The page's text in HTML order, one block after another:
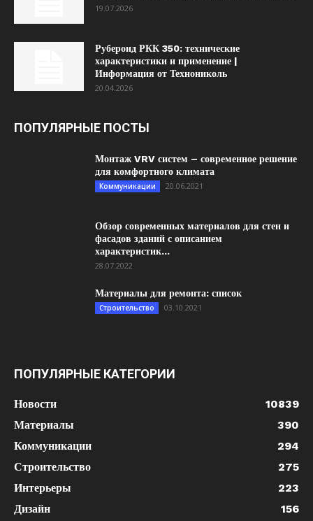
19.07.2026
Рубероид РКК 350: технические
характеристики и применение |
Информация от Технониколь
20.04.2026
ПОПУЛЯРНЫЕ ПОСТЫ
Монтаж VRV систем – современное решение
для комфортного климата
Коммуникации 20.06.2021
Обзор современных материалов для стен и
фасадов зданий с описанием
характеристик...
28.07.2022
Материалы для ремонта: список
Строительство 03.10.2021
ПОПУЛЯРНЫЕ КАТЕГОРИИ
Новости
10839
Материалы
390
Коммуникации
294
Строительство
275
Интерьеры
223
Дизайн
156